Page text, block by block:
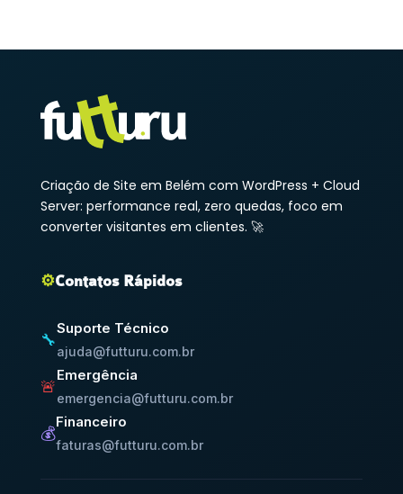
Criação de Site em Belém com WordPress + Cloud
Server: performance real, zero quedas, foco em
converter visitantes em clientes. 🚀
⚙️Contatos Rápidos
🔧
Suporte Técnico
ajuda@futturu.com.br
🚨
Emergência
emergencia@futturu.com.br
💰
Financeiro
faturas@futturu.com.br